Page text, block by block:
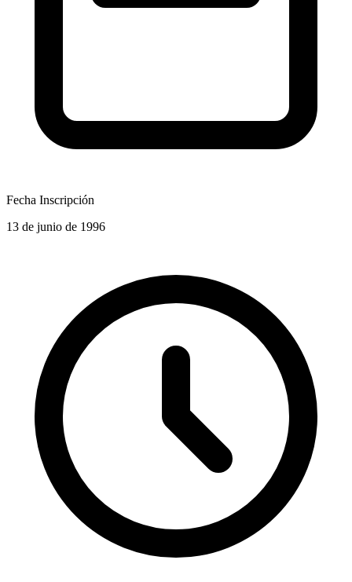
Fecha Inscripción
13 de junio de 1996